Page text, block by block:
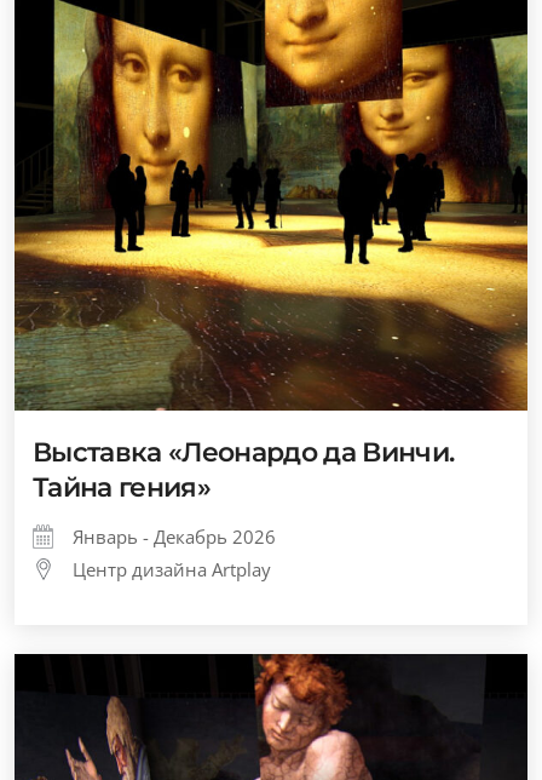
Выставка «Леонардо да Винчи.
Тайна гения»
Январь - Декабрь 2026
Центр дизайна Artplay